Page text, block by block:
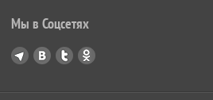
Мы в Соцсетях